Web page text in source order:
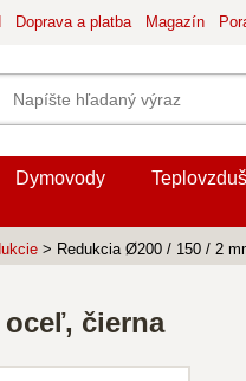
Doprava a platba Magazín
Dymovody
> Redukcia Ø200 / 150 / 2
oceľ, čierna